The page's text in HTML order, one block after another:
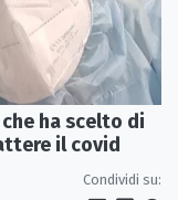
ha scelto di
il covid
Condividi su: